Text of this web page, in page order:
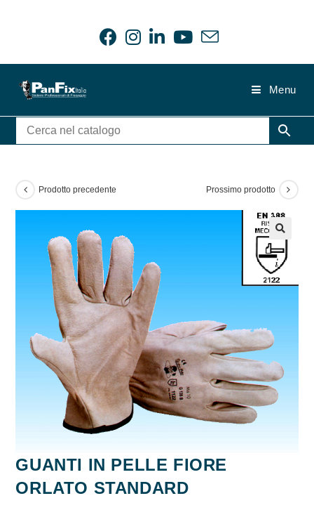
Menu
Prodotto precedente Prossimo prodotto
GUANTI IN PELLE FIORE
ORLATO STANDARD